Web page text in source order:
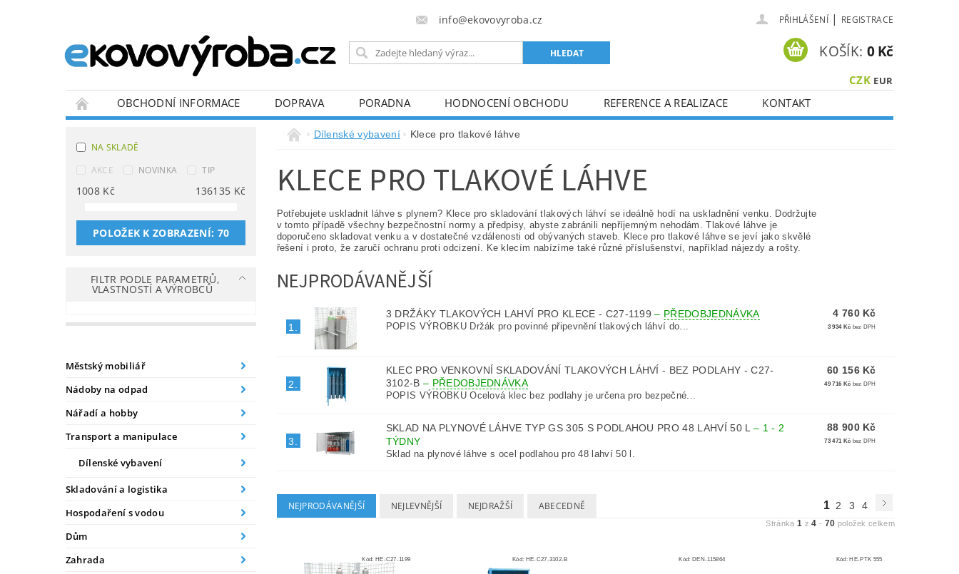
info@ekovovyroba.cz PŘIHLÁŠENÍ | REGISTRACE
CZK EUR
KOŠÍK: 0 Kč
OBCHODNÍ INFORMACE DOPRAVA PORADNA HODNOCENÍ OBCHODU REFERENCE A REALIZACE
KONTAKT
NA SKLADĚ
AKCE
NOVINKA TIP
1008 Kč 136135 Kč
POLOŽEK K ZOBRAZENÍ: 70
FILTR PODLE PARAMETRŮ,
VLASTNOSTÍ A VÝROBCŮ
Městský mobiliář
Nádoby na odpad
Nářadí a hobby
Transport a manipulace
Dílenské vybavení
Skladování a logistika
Hospodaření s vodou
Dům
Zahrada
Dílenské vybavení Klece pro tlakové láhve
KLECE PRO TLAKOVÉ LÁHVE
Potřebujete uskladnit láhve s plynem? Klece pro skladování tlakových láhví se ideálně hodí na uskladnění venku. Dodržujte
v tomto případě všechny bezpečnostní normy a předpisy, abyste zabránili nepříjemným nehodám. Tlakové láhve je
doporučeno skladovat venku a v dostatečné vzdálenosti od obývaných staveb. Klece pro tlakové láhve se jeví jako skvělé
řešení i proto, že zaručí ochranu proti odcizení. Ke klecím nabízíme také různé příslušenství, například nájezdy a rošty.
NEJPRODÁVANĚJŠÍ
1.
3 DRŽÁKY TLAKOVÝCH LAHVÍ PRO KLECE - C27-1199– PŘEDOBJEDNÁVKA
POPIS VÝROBKU Držák pro povinné připevnění tlakových láhví do...
4 760 Kč
3 934 Kč bez DPH
2.
KLEC PRO VENKOVNÍ SKLADOVÁNÍ TLAKOVÝCH LÁHVÍ - BEZ PODLAHY - C27-
3102-B – PŘEDOBJEDNÁVKA
POPIS VÝROBKU Ocelová klec bez podlahy je určena pro bezpečné...
60 156 Kč
49 716 Kč bez DPH
3.
SKLAD NA PLYNOVÉ LÁHVE TYP GS 305 S PODLAHOU PRO 48 LAHVÍ 50 L – 1 - 2
TÝDNY
Sklad na plynové láhve s ocel podlahou pro 48 lahví 50 l.
88 900 Kč
73 471 Kč bez DPH
NEJPRODÁVANĚJŠÍ NEJLEVNĚJŠÍ NEJDRAŽŠÍ ABECEDNĚ 1 2 3 4
Stránka1 z4 - 70 položek celkem
Kód: HE-C27-1199 Kód: HE-C27-3102-B Kód: DEN-115864 Kód:HE-PTK 555